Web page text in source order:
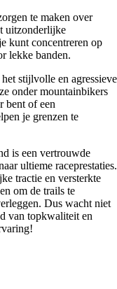
te maken over
uitzonderlijke
kunt concentreren op
lekke banden.
stijlvolle en agressieve
onder mountainbikers
bent of een
je grenzen te
is een vertrouwde
ultieme raceprestaties.
tractie en versterkte
om de trails te
Dus wacht niet
van topkwaliteit en